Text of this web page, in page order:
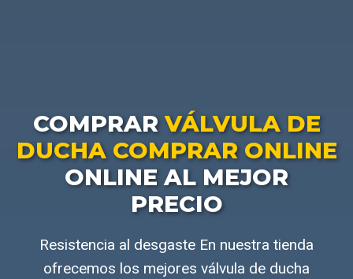
COMPRARVÁLVULA DE
DUCHA COMPRAR ONLINE
ONLINE AL MEJOR
PRECIO
Resistencia al desgaste En nuestra tienda
ofrecemos los mejores válvula de ducha